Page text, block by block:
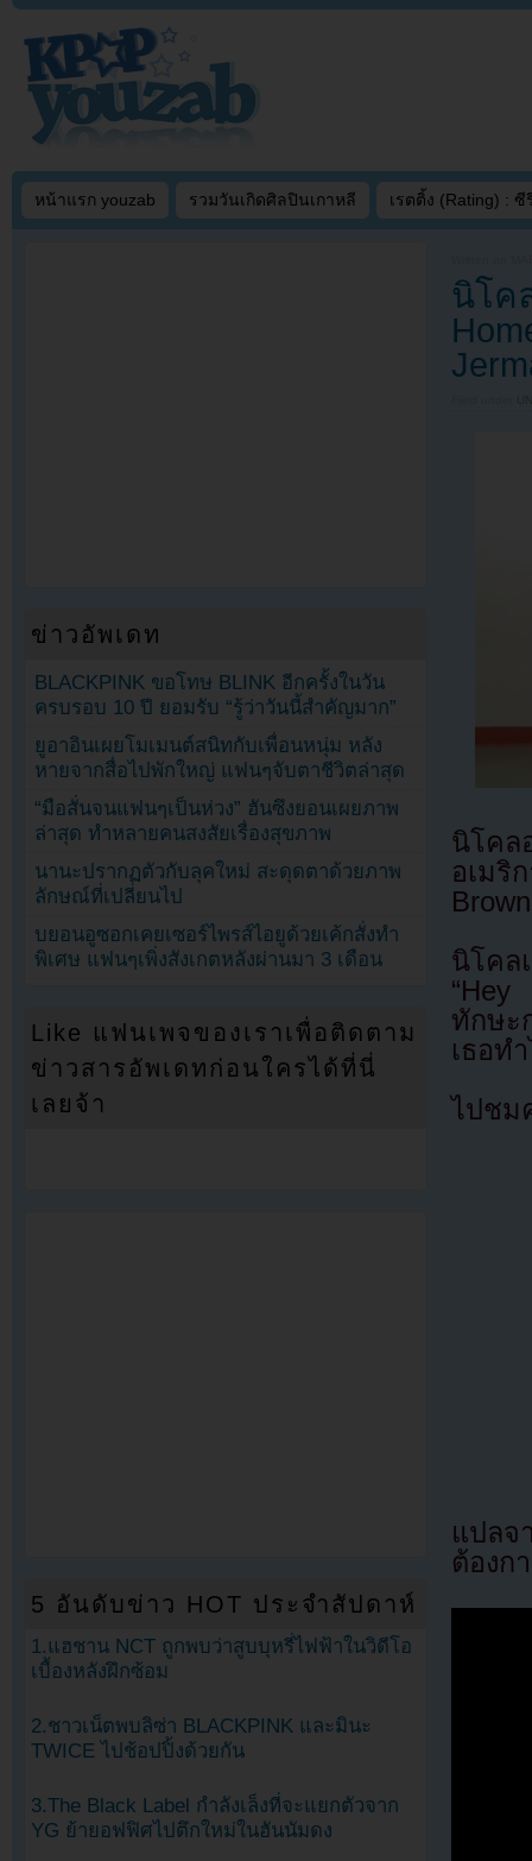
หน้าแรก youzab รวมวันเกิดศิลปินเกาหลี เรตติ้ง (Rating) : ซี
นิโค
นิโคล
อเมริ
นิโคล
“Hey
ทักษะ
เธอท
ไปชม
แปล
ต้องก
ข่าวอัพเดท
BLACKPINK ขอโทษ BLINK อีกครั้งในวัน
ครบรอบ 10 ปี ยอมรับ “รู้ว่าวันนี้สำคัญมาก”
ยูอาอินเผยโมเมนต์สนิทกับเพื่อนหนุ่ม หลัง
หายจากสื่อไปพักใหญ่ แฟนๆจับตาชีวิตล่าสุด
“มือสั่นจนแฟนๆเป็นห่วง” ฮันซึงยอนเผยภาพ
ล่าสุด ทำหลายคนสงสัยเรื่องสุขภาพ
นานะปรากฏตัวกับลุคใหม่ สะดุดตาด้วยภาพ
ลักษณ์ที่เปลี่ยนไป
บยอนอูซอกเคยเซอร์ไพรส์ไอยูด้วยเค้กสั่งทำ
พิเศษ แฟนๆเพิ่งสังเกตหลังผ่านมา 3 เดือน
Like แฟนเพจของเราเพื่อติดตาม
ข่าวสารอัพเดทก่อนใครได้ที่นี่
เลยจ้า
5 อันดับข่าว HOT ประจำสัปดาห์
1.แฮชาน NCT ถูกพบว่าสูบบุหรี่ไฟฟ้าในวิดีโอ
เบื้องหลังฝึกซ้อม
2.ชาวเน็ตพบลิซ่า BLACKPINK และมินะ
TWICE ไปช้อปปิ้งด้วยกัน
3.The Black Label กำลังเล็งที่จะแยกตัวจาก
YG ย้ายอฟฟิศไปตึกใหม่ในฮันนัมดง